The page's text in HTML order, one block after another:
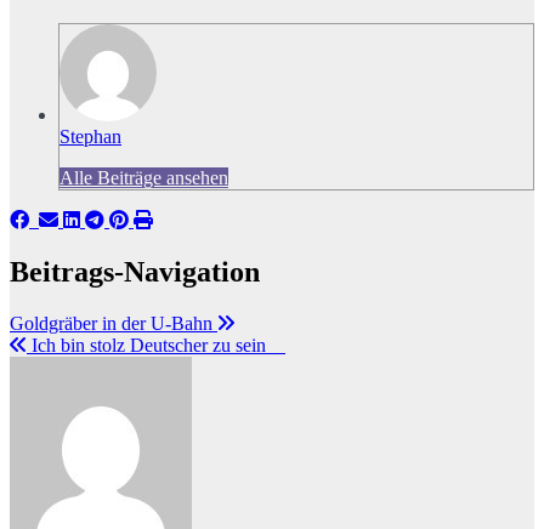
Stephan
Alle Beiträge ansehen
Beitrags-Navigation
Goldgräber in der U-Bahn
Ich bin stolz Deutscher zu sein